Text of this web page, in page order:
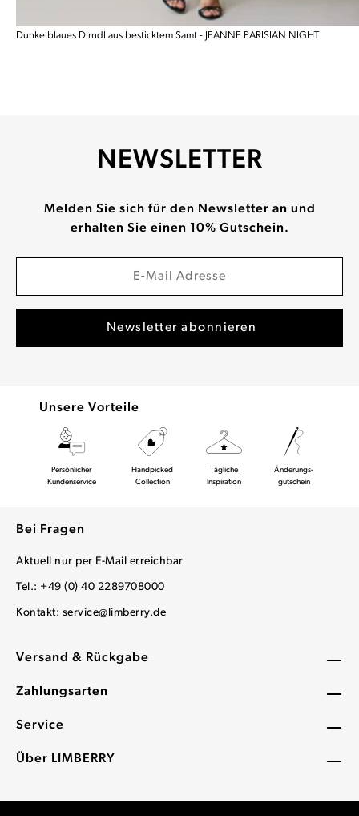
Dunkelblaues Dirndl aus besticktem Samt - JEANNE PARISIAN NIGHT
Versand & Rückgabe
Zahlungsarten
Service
Über LIMBERRY
NEWSLETTER
Melden Sie sich für den Newsletter an und
erhalten Sie einen 10% Gutschein.
Unsere Vorteile
Persönlicher
Kundenservice
Handpicked
Collection
Tägliche
Inspiration
Änderungs-
gutschein
Bei Fragen
Aktuell nur per E-Mail erreichbar
Tel.: +49 (0) 40 2289708000
Kontakt: service@limberry.de